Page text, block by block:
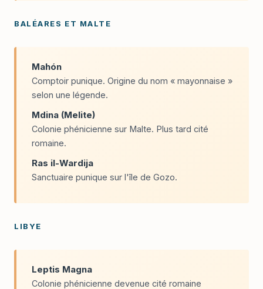
BALÉARES ET MALTE
Mahón
Comptoir punique. Origine du nom « mayonnaise »
selon une légende.
Mdina (Melite)
Colonie phénicienne sur Malte. Plus tard cité
romaine.
Ras il-Wardija
Sanctuaire punique sur l'île de Gozo.
LIBYE
Leptis Magna
Colonie phénicienne devenue cité romaine